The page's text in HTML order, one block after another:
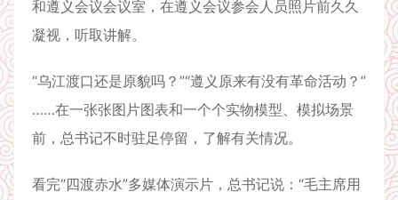
和遵义会议会议室，在遵义会议参会人员照片前久久
凝视，听取讲解。
“乌江渡口还是原貌吗？”“遵义原来有没有革命活动？”
……在一张张图片图表和一个个实物模型、模拟场景
前，总书记不时驻足停留，了解有关情况。
看完“四渡赤水”多媒体演示片，总书记说：“毛主席用